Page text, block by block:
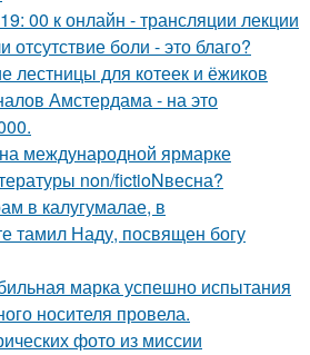
00 к онлайн - трансляции лекции
отсутствие боли - это благо?
лестницы для котеек и ёжиков
Амстердама - на это
международной ярмарке
non/fictioNвесна?
в калугумалае, в
тамил Наду, посвящен богу
марка успешно испытания
носителя провела.
фото из миссии